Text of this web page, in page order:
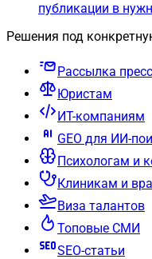
публикации в
Решения под
Рассылка
Юристам
ИТ-компаниям
GEO для ИИ-
Психологам и
Клиникам и
Виза талантов
Топовые СМИ
SEO-статьи